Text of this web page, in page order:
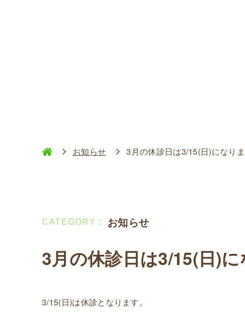
お知らせ 3月の休診日は3/15(日)になりま
お知らせ
3月の休診日は3/15(日)に
3/15(日)は休診となります。